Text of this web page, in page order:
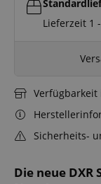
Die neue
Lieferzeit 1
Verfügbarkeit
Sicherheits-